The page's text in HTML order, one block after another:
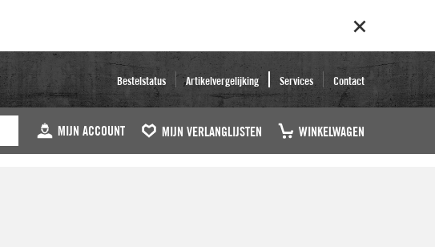
Bestelstatus Artikelvergelijking Services Contact
MIJN ACCOUNT MIJN VERLANGLIJSTEN WINKELWAGEN